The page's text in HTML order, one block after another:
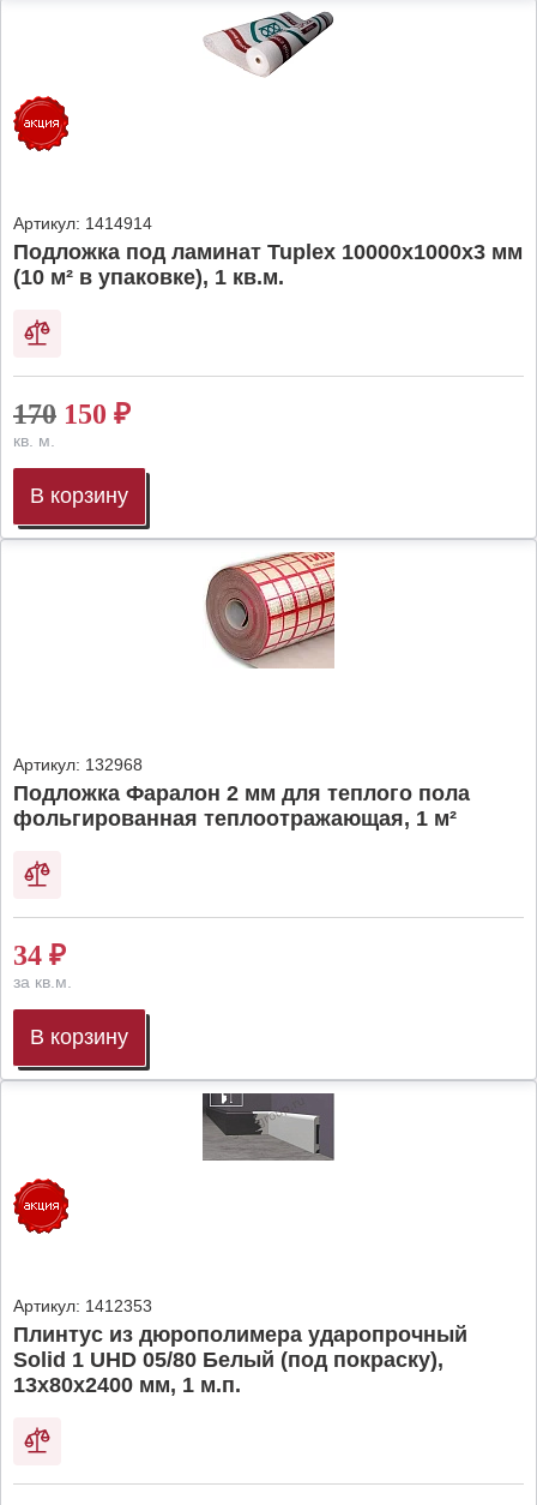
Артикул: 1414914
Подложка под ламинат Tuplex 10000x1000x3 мм
(10 м² в упаковке), 1 кв.м.
170 150 ₽
кв. м.
В корзину
Артикул: 132968
Подложка Фаралон 2 мм для теплого пола
фольгированная теплоотражающая, 1 м²
34 ₽
за кв.м.
В корзину
Артикул: 1412353
Плинтус из дюрополимера ударопрочный
Solid 1 UHD 05/80 Белый (под покраску),
13х80х2400 мм, 1 м.п.